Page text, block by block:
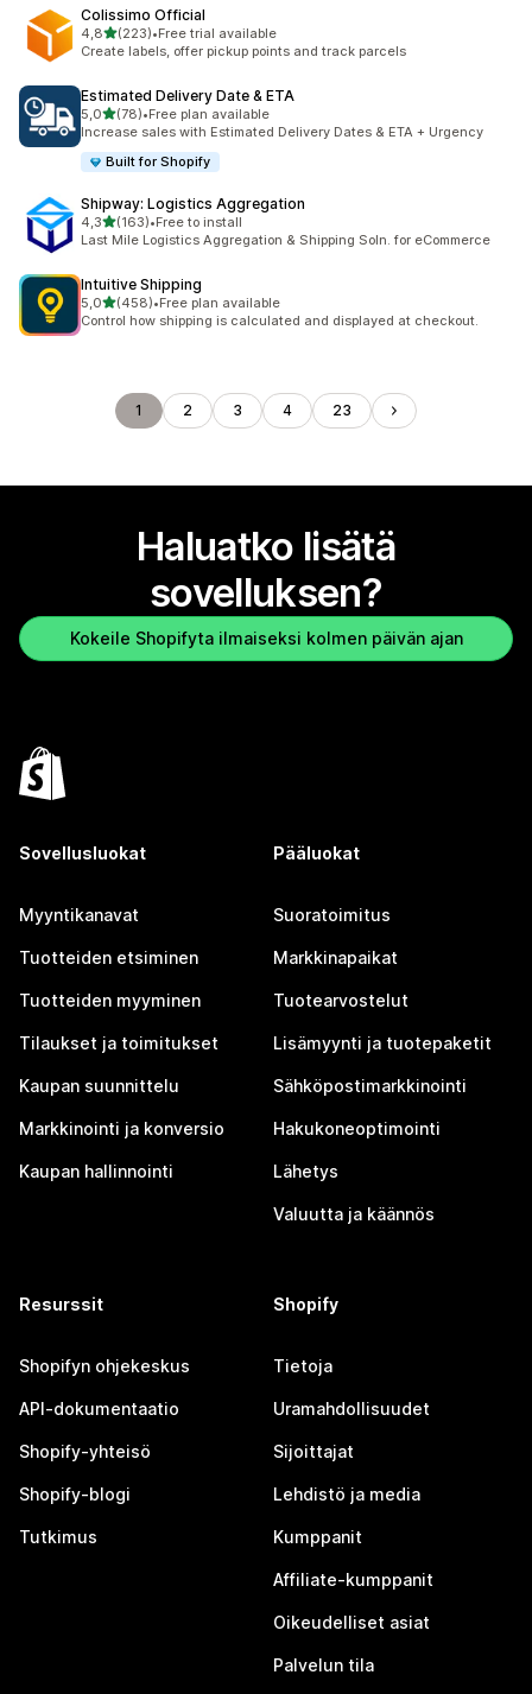
Colissimo Official
4,8/ 5 tähteä
(223)
223 arvostelua yhteensä
•Free trial available
Create labels, offer pickup points and track parcels
Estimated Delivery Date & ETA
5,0/ 5 tähteä
(78)
78 arvostelua yhteensä
•Free plan available
Increase sales with Estimated Delivery Dates & ETA + Urgency
Built for Shopify
Shipway: Logistics Aggregation
4,3/ 5 tähteä
(163)
163 arvostelua yhteensä
•Free to install
Last Mile Logistics Aggregation & Shipping Soln. for eCommerce
Intuitive Shipping
5,0/ 5 tähteä
(458)
458 arvostelua yhteensä
•Free plan available
Control how shipping is calculated and displayed at checkout.
1 2 3 4 23
Haluatko lisätä
sovelluksen?
Kokeile Shopifyta ilmaiseksi kolmen päivän ajan
Sovellusluokat
Myyntikanavat
Tuotteiden etsiminen
Tuotteiden myyminen
Tilaukset ja toimitukset
Kaupan suunnittelu
Markkinointi ja konversio
Kaupan hallinnointi
Pääluokat
Suoratoimitus
Markkinapaikat
Tuotearvostelut
Lisämyynti ja tuotepaketit
Sähköpostimarkkinointi
Hakukoneoptimointi
Lähetys
Valuutta ja käännös
Resurssit
Shopifyn ohjekeskus
API-dokumentaatio
Shopify-yhteisö
Shopify-blogi
Tutkimus
Shopify
Tietoja
Uramahdollisuudet
Sijoittajat
Lehdistö ja media
Kumppanit
Affiliate-kumppanit
Oikeudelliset asiat
Palvelun tila